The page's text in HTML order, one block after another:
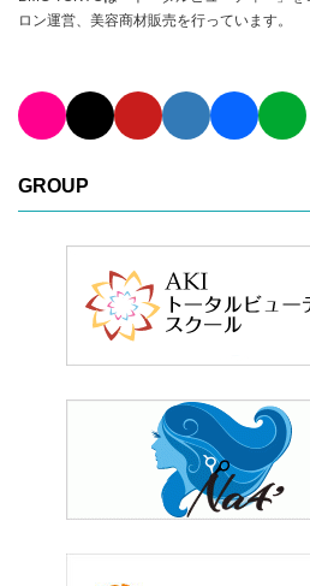
ロン運営、美容商材販売を行っています。
GROUP